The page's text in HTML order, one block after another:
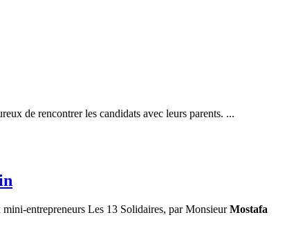
de rencontrer les candidats avec leurs parents. ...
entrepreneurs Les 13 Solidaires, par MonsieurMostafa